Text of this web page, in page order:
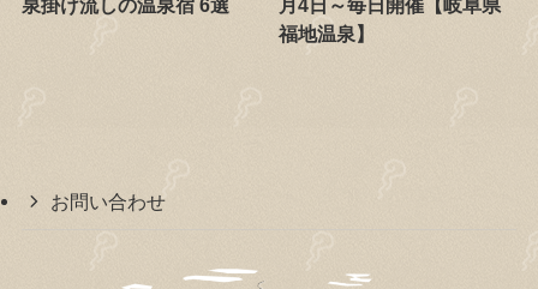
泉掛け流しの温泉宿 6選
月4日～毎日開催【岐阜県
福地温泉】
お問い合わせ